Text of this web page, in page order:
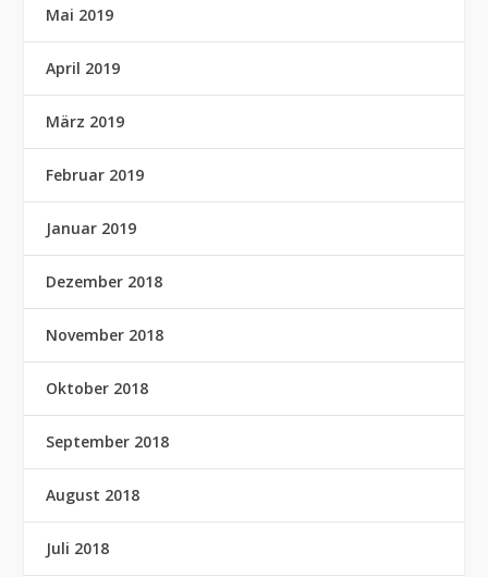
Mai 2019
April 2019
März 2019
Februar 2019
Januar 2019
Dezember 2018
November 2018
Oktober 2018
September 2018
August 2018
Juli 2018